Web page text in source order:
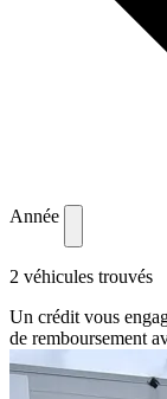
Année
2 véhicules trouvés
Un crédit vous
de remboursement